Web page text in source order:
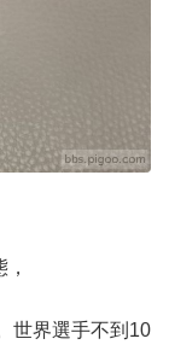
世界選手不到10